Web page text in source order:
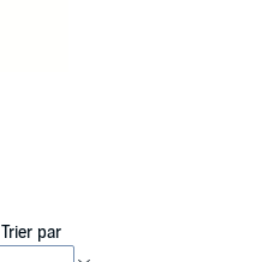
Trier par